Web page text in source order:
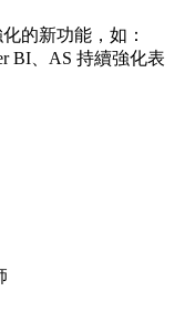
的新功能，如：
BI、AS 持續強化表